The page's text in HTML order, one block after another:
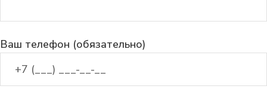
Ваш телефон (обязательно)